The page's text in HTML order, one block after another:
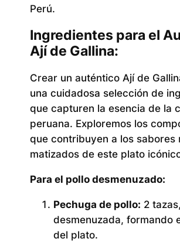
Perú.
Ingredientes para el
Ají de Gallina:
Crear un auténtico Ají de
una cuidadosa selección de
que capturen la esencia de la
peruana. Exploremos los
que contribuyen a los sabores
matizados de este plato
Para el pollo desmenuzado:
Pechuga de pollo: 2
desmenuzada, formando
del plato.